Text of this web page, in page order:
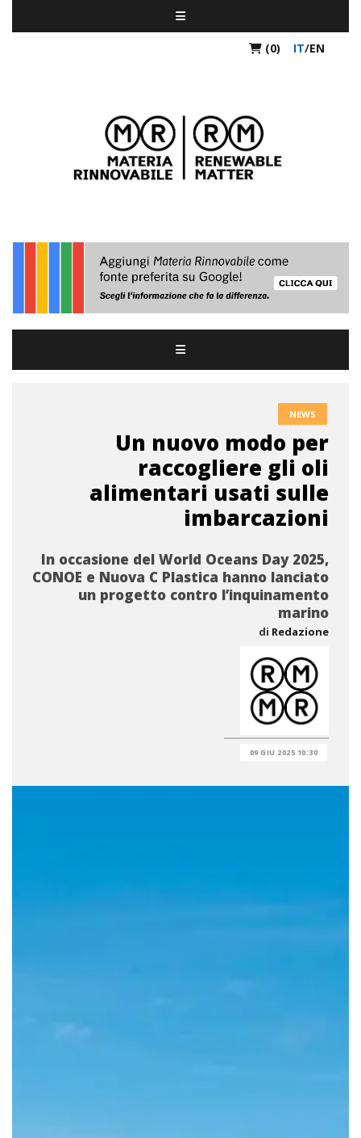
(0) IT/EN
NEWS
Un nuovo modo per
raccogliere gli oli
alimentari usati sulle
imbarcazioni
In occasione del World Oceans Day 2025,
CONOE e Nuova C Plastica hanno lanciato
un progetto contro l’inquinamento
marino
di Redazione
09 GIU 2025 10:30